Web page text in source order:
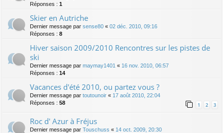
Réponses : 1
Skier en Autriche
Dernier message par sense80 « 02 déc. 2010, 09:16
Réponses : 8
Hiver saison 2009/2010 Rencontres sur les pistes de
ski
Dernier message par maymay1401 « 16 nov. 2010, 06:57
Réponses : 14
Vacances d'été 2010, ou partez vous ?
Dernier message par toutounoir « 17 août 2010, 22:04
Réponses : 58 1 2 3
Roc d' Azur à Fréjus
Dernier message par Touschuss « 14 oct. 2009, 20:30